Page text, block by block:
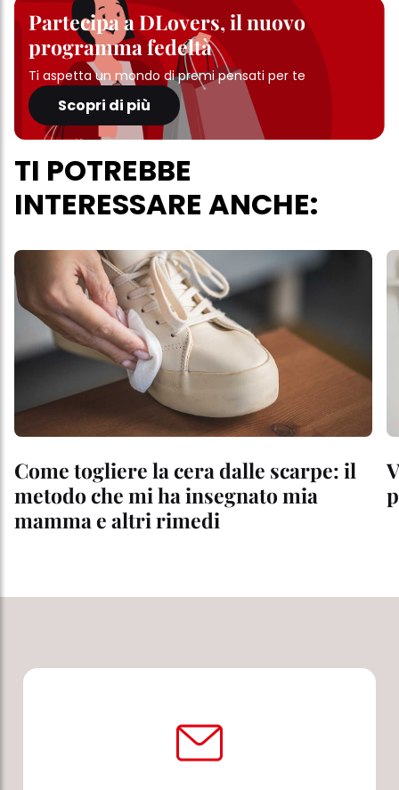
Partecipa a DLovers, il nuovo
programma fedeltà
Ti aspetta un mondo di premi pensati per te
Scopri di più
TI POTREBBE
INTERESSARE ANCHE:
Come togliere la cera dalle scarpe: il
metodo che mi ha insegnato mia
mamma e altri rimedi